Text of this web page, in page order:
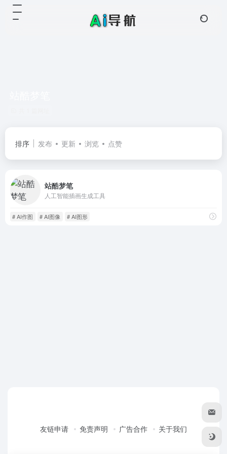
排序 发布 更新 浏览 点赞
站酷梦笔
人工智能插画生成工具
# AI作图 # AI图像 # AI图形
友链申请 免责声明 广告合作 关于我们